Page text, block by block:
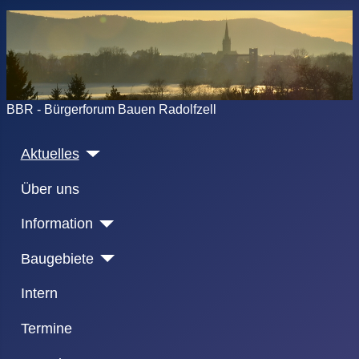
BBR - Bürgerforum Bauen Radolfzell
Aktuelles
Über uns
Information
Baugebiete
Intern
Termine